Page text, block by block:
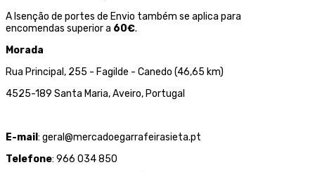
A Isenção de portes de Envio também se aplica para
encomendas superior a 60€.
Morada
Rua Principal, 255 - Fagilde - Canedo (46,65 km)
4525-189 Santa Maria, Aveiro, Portugal
E-mail: geral@mercadoegarrafeirasieta.pt
Telefone: 966 034 850